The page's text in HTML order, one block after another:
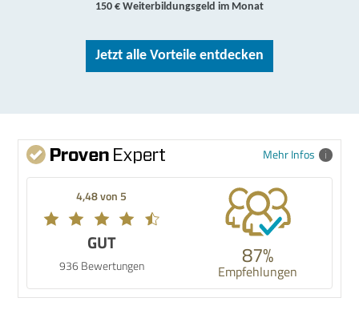
150 € Weiterbildungsgeld im Monat
Jetzt alle Vorteile entdecken
Mehr Infos
4,48 von 5
GUT
936 Bewertungen 87%
Empfehlungen